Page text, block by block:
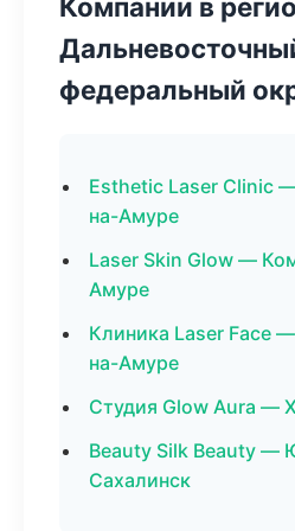
Компании в
федеральный
Esthetic Laser Clinic
на-Амуре
Laser Skin Glow —
Амуре
Клиника Laser Face
на-Амуре
Студия Glow Aura —
Beauty Silk Beauty —
Сахалинск